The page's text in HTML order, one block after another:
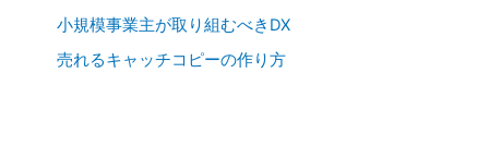
小規模事業主が取り組むべきDX
売れるキャッチコピーの作り方